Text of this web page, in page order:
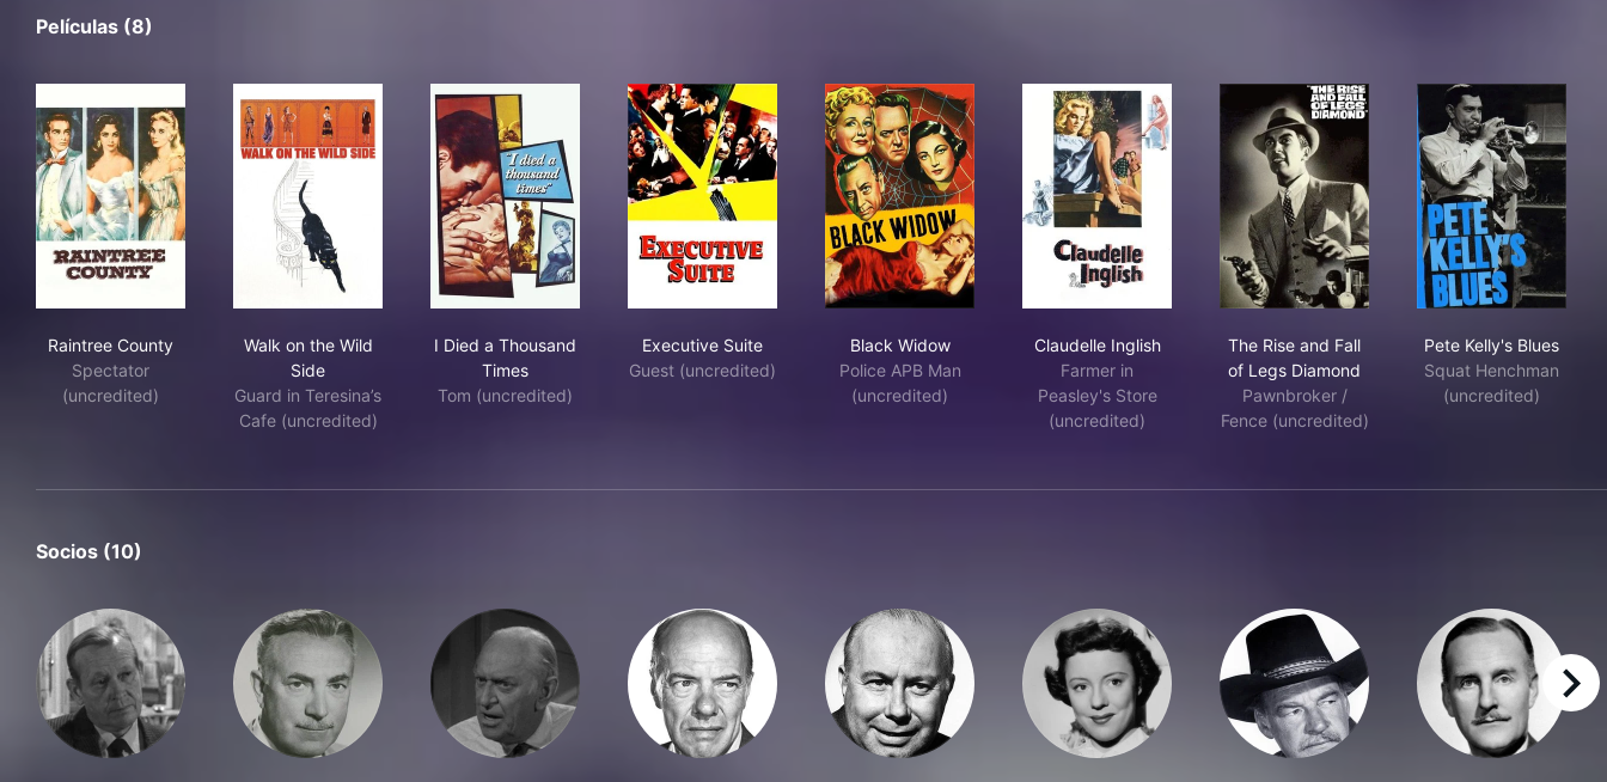
Películas (8)
Raintree County
Spectator
(uncredited)
Walk on the Wild
Side
Guard in Teresina’s
Cafe (uncredited)
I Died a Thousand
Times
Tom (uncredited)
Executive Suite
Guest (uncredited)
Black Widow
Police APB Man
(uncredited)
Claudelle Inglish
Farmer in
Peasley's Store
(uncredited)
The Rise and Fall
of Legs Diamond
Pawnbroker /
Fence (uncredited)
Pete Kelly's Blues
Squat Henchman
(uncredited)
Socios (10)
right